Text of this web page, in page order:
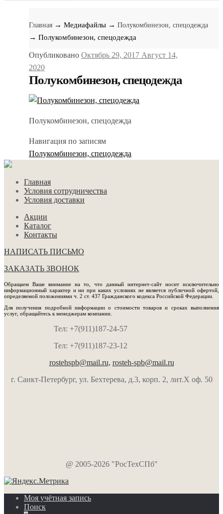
Главная → Медиафайлы → Полукомбинезон, спецодежда
→ Полукомбинезон, спецодежда
Опубликовано Октябрь 29, 2017 Август 14,
2020
Полукомбинезон, спецодежда
Полукомбинезон, спецодежда
Навигация по записям
Полукомбинезон, спецодежда
Главная
Условия сотрудничества
Условия доставки
Акции
Каталог
Контакты
НАПИСАТЬ ПИСЬМО
ЗАКАЗАТЬ ЗВОНОК
Обращаем Ваше внимание на то, что данный интернет-сайт носит исключительно
информационный характер и ни при каких условиях не является публичной офертой,
определяемой положениями ч. 2 ст. 437 Гражданского кодекса Российской Федерации.
Для получения подробной информации о стоимости товаров и сроках выполнения
услуг, обращайтесь к менеджерам компании.
Тел: +7(911)187-24-57
Тел: +7(911)187-23-12
rostehspb@mail.ru, rosteh-spb@mail.ru
г. Санкт-Петербург, ул. Бехтерева, д.3, корп. 2, лит.Х оф. 50
@ 2005-2026 "РосТехСПб"
Моя учётная запись
Поиск